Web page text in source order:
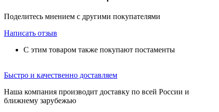
Поделитесь мнением с другими покупателями
Написать отзыв
С этим товаром также покупают постаменты
Быстро и качественно доставляем
Наша компания производит доставку по всей России и
ближнему зарубежью